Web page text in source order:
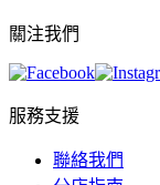
關注我們
服務支援
聯絡我們